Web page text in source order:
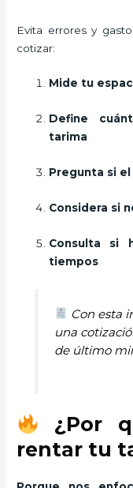
Evita errores y
cotizar:
Mide tu
Define
tarima
Pregunta si
Considera si
Consulta si
tiempos
Con esta
una
de último
¿Por
rentar tu